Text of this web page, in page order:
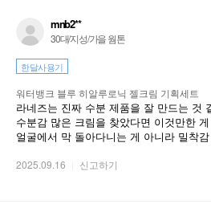
mnb2**
30대/지성/가을 웜톤
한달사용기
워터뱅크 블루 히알루로닉 젤크림 기획세트
라네즈는 진짜 수분 제품을 잘 만드는 것
수분감 많은 크림을 찾았다면 이것만한
얼굴에서 막 돌아다니는 게 아니라 밀착
너무 잘 구현된 것 같아 항상 마음에 들어
2025.09.16 신고하기